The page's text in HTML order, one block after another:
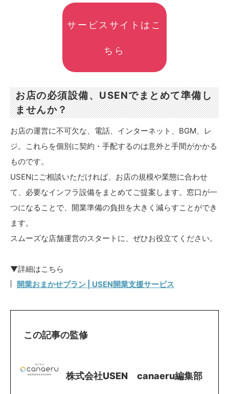
サービスサイトはこ
ちら
お店の必須設備、USENでまとめて準備し
ませんか？
お店の運営に不可欠な、電話、インターネット、BGM、レ
ジ。これらを個別に契約・手配するのは意外と手間がかかる
ものです。
USENにご相談いただければ、お店の規模や業態に合わせ
て、必要なインフラ設備をまとめてご提案します。窓口が一
つになることで、開業準備の負担を大きく減らすことができ
ます。
スムーズな店舗運営のスタートに、ぜひお役立てください。
▼詳細はこちら
開業おまかせプラン | USEN開業支援サービス
この記事の監修
株式会社USEN canaeru編集部